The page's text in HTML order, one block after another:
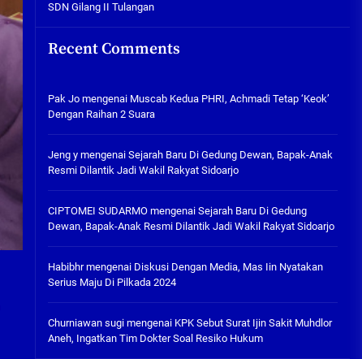
Plafon Ruang Kelas Ambruk,
Ketua Komisi D Langsung Sidak
05/08/2026
SDN Gilang II Tulangan
Recent Comments
Pak Jomengenai Muscab Kedua PHRI, Achmadi Tetap ‘Keok’
Dengan Raihan 2 Suara
Jeng ymengenai Sejarah Baru Di Gedung Dewan, Bapak-Anak
Resmi Dilantik Jadi Wakil Rakyat Sidoarjo
CIPTOMEI SUDARMOmengenai Sejarah Baru Di Gedung
Dewan, Bapak-Anak Resmi Dilantik Jadi Wakil Rakyat Sidoarjo
Habibhrmengenai Diskusi Dengan Media, Mas Iin Nyatakan
Serius Maju Di Pilkada 2024
Churniawan sugimengenai KPK Sebut Surat Ijin Sakit Muhdlor
Aneh, Ingatkan Tim Dokter Soal Resiko Hukum